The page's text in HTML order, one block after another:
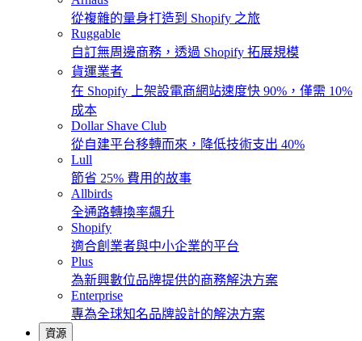
從複雜的量身打造到 Shopify 之旅
Ruggable
自訂無周邊商務，透過 Shopify 拓展規模
貨運業者
在 Shopify 上架設電商網站速度快 90%，僅需 10%
成本
Dollar Shave Club
從自建平台移轉而來，降低技術支出 40%
Lull
節省 25% 費用的故事
Allbirds
全通路轉換率飆升
Shopify
適合創業者與中小企業的平台
Plus
為新興數位品牌提供的商務解決方案
Enterprise
專為全球知名品牌設計的解決方案
資源